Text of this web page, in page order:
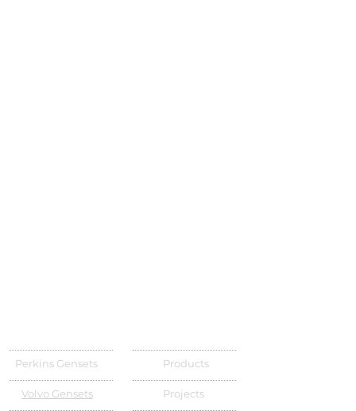
Perkins Gensets
Volvo Gensets
Products
Projects